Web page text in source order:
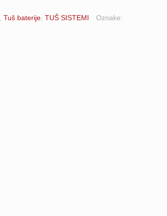
Tuš baterije TUŠ SISTEMI Oznake: